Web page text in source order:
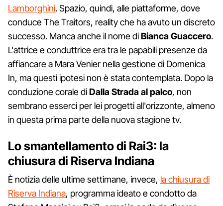
Lamborghini. Spazio, quindi, alle piattaforme, dove
conduce The Traitors, reality che ha avuto un discreto
successo. Manca anche il nome diBianca Guaccero.
L'attrice e conduttrice era tra le papabili presenze da
affiancare a Mara Venier nella gestione di Domenica
In, ma questi ipotesi non è stata contemplata. Dopo la
conduzione corale diDalla Strada al palco, non
sembrano esserci per lei progetti all'orizzonte, almeno
in questa prima parte della nuova stagione tv.
Lo smantellamento di Rai3: la
chiusura di Riserva Indiana
È notizia delle ultime settimane, invece, la chiusura di
Riserva Indiana, programma ideato e condotto da